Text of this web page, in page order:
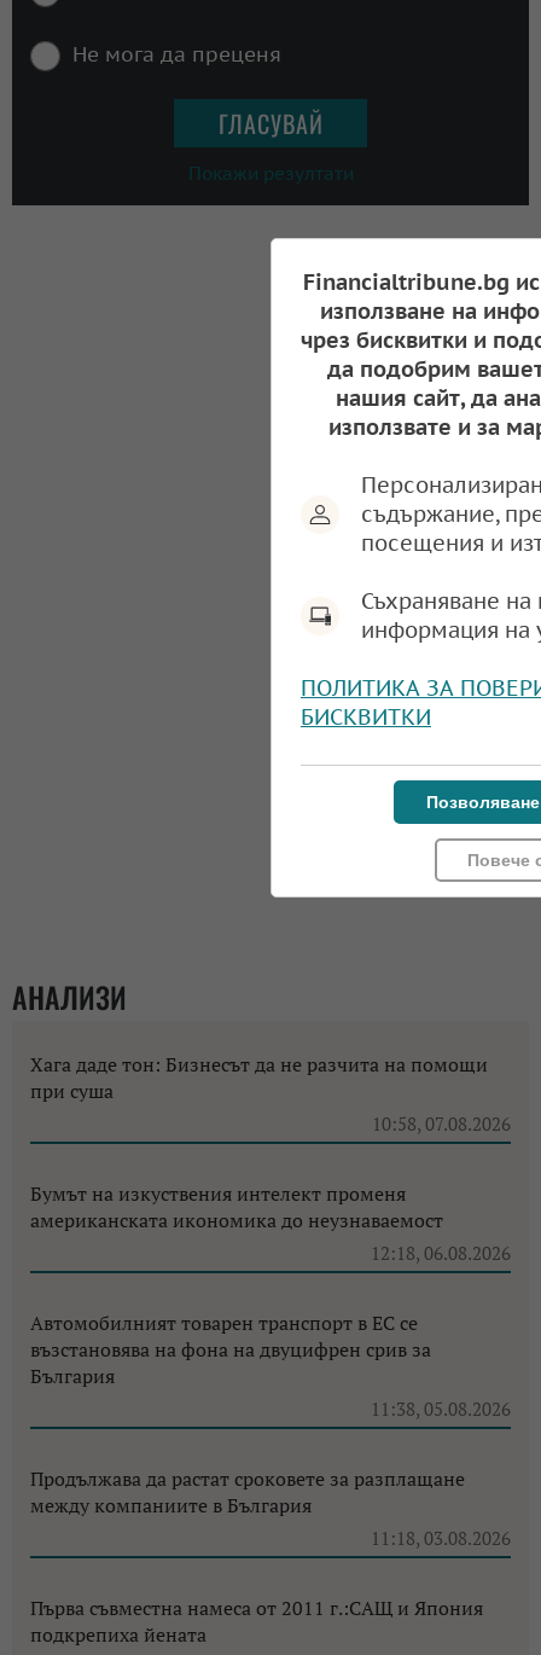
Не мога да преценя
Покажи резултати
АНАЛИЗИ
Хага даде тон: Бизнесът да не разчита на помощи
при суша
10:58, 07.08.2026
Бумът на изкуствения интелект променя
американската икономика до неузнаваемост
12:18, 06.08.2026
Автомобилният товарен транспорт в ЕС се
възстановява на фона на двуцифрен срив за
България
11:38, 05.08.2026
Продължава да растат сроковете за разплащане
между компаниите в България
11:18, 03.08.2026
Първа съвместна намеса от 2011 г.:САЩ и Япония
подкрепиха йената
Financialtribune.bg
използване на
чрез бисквитки и
да подобрим
нашия сайт, да
използвате и за
съдържание,
посещения и
Съхраняване
информация на
ПОЛИТИКА ЗА
БИСКВИТКИ
Повече